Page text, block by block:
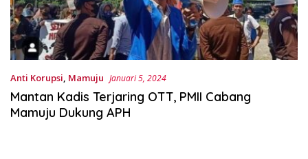
Anti Korupsi, Mamuju Januari 5, 2024
Mantan Kadis Terjaring OTT, PMII Cabang
Mamuju Dukung APH